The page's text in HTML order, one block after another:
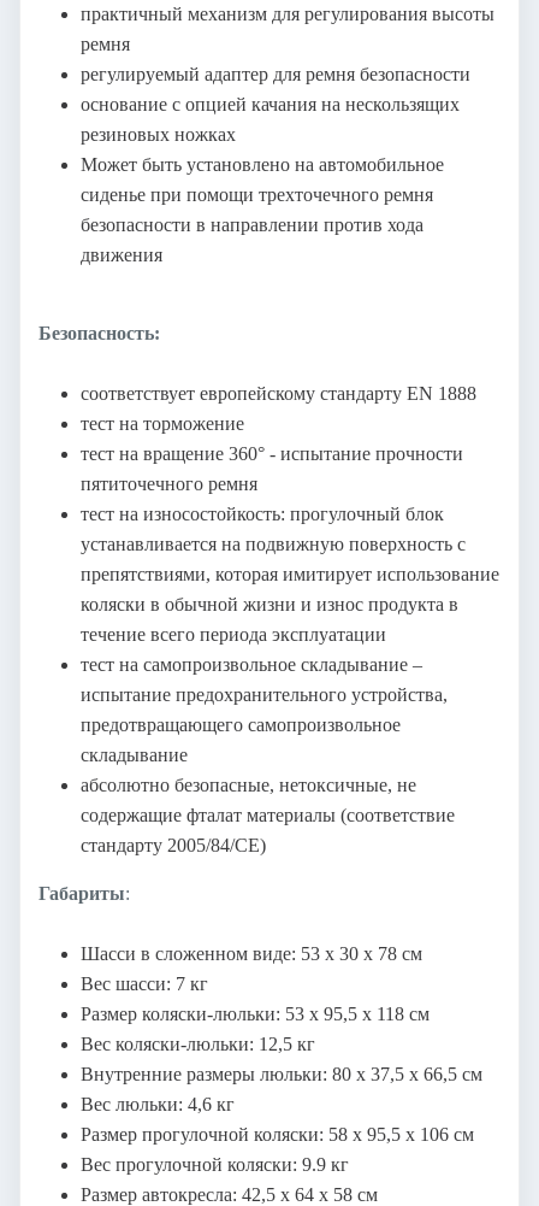
практичный механизм для регулирования высоты
ремня
регулируемый адаптер для ремня безопасности
основание с опцией качания на нескользящих
резиновых ножках
Может быть установлено на автомобильное
сиденье при помощи трехточечного ремня
безопасности в направлении против хода
движения
Безопасность:
соответствует европейскому стандарту EN 1888
тест на торможение
тест на вращение 360° - испытание прочности
пятиточечного ремня
тест на износостойкость: прогулочный блок
устанавливается на подвижную поверхность с
препятствиями, которая имитирует использование
коляски в обычной жизни и износ продукта в
течение всего периода эксплуатации
тест на самопроизвольное складывание –
испытание предохранительного устройства,
предотвращающего самопроизвольное
складывание
абсолютно безопасные, нетоксичные, не
содержащие фталат материалы (соответствие
стандарту 2005/84/CE)
Габариты:
Шасси в сложенном виде: 53 х 30 х 78 см
Вес шасси: 7 кг
Размер коляски-люльки: 53 х 95,5 х 118 см
Вес коляски-люльки: 12,5 кг
Внутренние размеры люльки: 80 х 37,5 х 66,5 см
Вес люльки: 4,6 кг
Размер прогулочной коляски: 58 х 95,5 х 106 см
Вес прогулочной коляски: 9.9 кг
Размер автокресла: 42,5 х 64 х 58 см